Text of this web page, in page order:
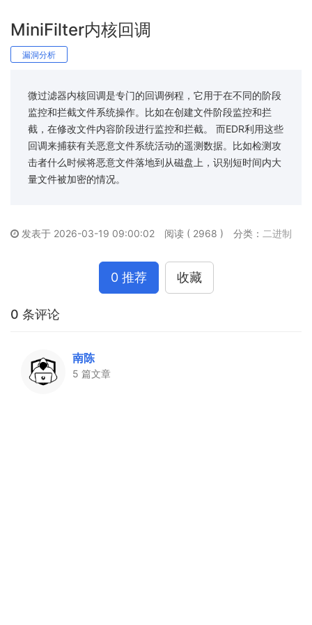
MiniFilter内核回调
漏洞分析
微过滤器内核回调是专门的回调例程，它用于在不同的阶段
监控和拦截文件系统操作。比如在创建文件阶段监控和拦
截，在修改文件内容阶段进行监控和拦截。 而EDR利用这些
回调来捕获有关恶意文件系统活动的遥测数据。比如检测攻
击者什么时候将恶意文件落地到从磁盘上，识别短时间内大
量文件被加密的情况。
发表于 2026-03-19 09:00:02 阅读 ( 2968 ) 分类： 二进制
0 推荐 收藏
0 条评论
南陈
5 篇文章